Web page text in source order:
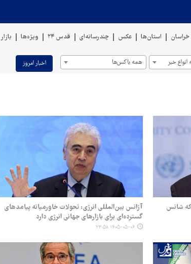
خراسان استان‌ها عکس چندرسانه‌ای قدس ۲۴ ویژه‌ها بازار
خبر همه باکس‌ها اخبار امروز
که شانس
آژانس بین‌المللی انرژی: تحولات خاورمیانه پیامدهای
گسترده‌ای برای بازارهای جهانی انرژی دارد
۱۴۰۵-۰۵-۰۶ ۲۳:۵۸